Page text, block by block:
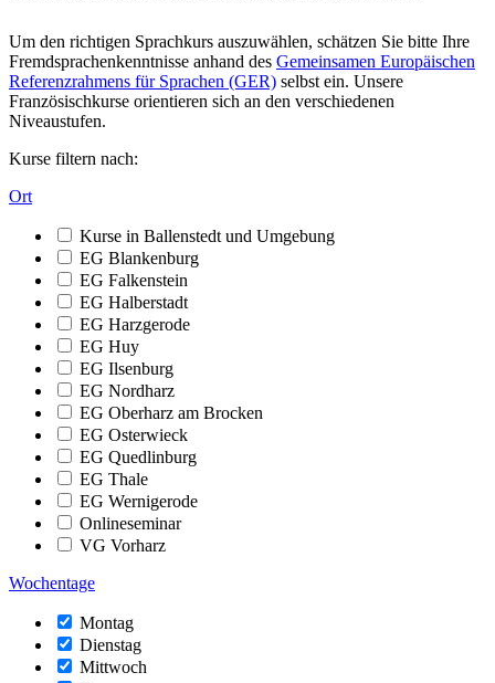
Um den richtigen Sprachkurs auszuwählen, schätzen Sie bitte Ihre
Fremdsprachenkenntnisse anhand des Gemeinsamen Europäischen
Referenzrahmens für Sprachen (GER) selbst ein. Unsere
Französischkurse orientieren sich an den verschiedenen
Niveaustufen.
Kurse filtern nach:
Ort
Kurse in Ballenstedt und Umgebung
EG Blankenburg
EG Falkenstein
EG Halberstadt
EG Harzgerode
EG Huy
EG Ilsenburg
EG Nordharz
EG Oberharz am Brocken
EG Osterwieck
EG Quedlinburg
EG Thale
EG Wernigerode
Onlineseminar
VG Vorharz
Wochentage
Montag
Dienstag
Mittwoch